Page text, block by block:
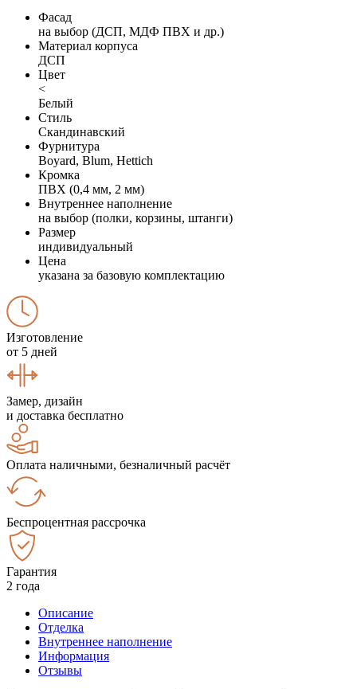
Фасад
на выбор (ДСП, МДФ ПВХ и др.)
Материал корпуса
ДСП
Цвет
<
Белый
Стиль
Скандинавский
Фурнитура
Boyard, Blum, Hettich
Кромка
ПВХ (0,4 мм, 2 мм)
Внутреннее наполнение
на выбор (полки, корзины, штанги)
Размер
индивидуальный
Цена
указана за базовую комплектацию
Изготовление
от 5 дней
Замер, дизайн
и доставка бесплатно
Оплата наличными, безналичный расчёт
Беспроцентная рассрочка
Гарантия
2 года
Описание
Отделка
Внутреннее наполнение
Информация
Отзывы